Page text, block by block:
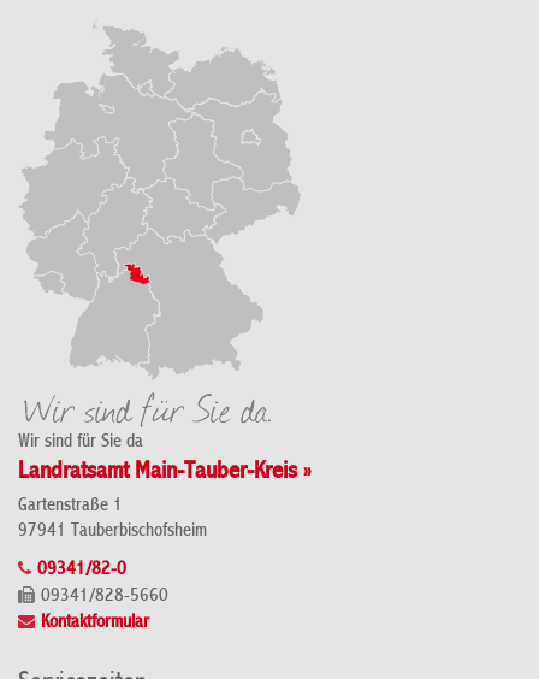
Wir sind für Sie da
Landratsamt Main-Tauber-Kreis »
Gartenstraße 1
97941 Tauberbischofsheim
09341/82-0
09341/828-5660
Kontaktformular